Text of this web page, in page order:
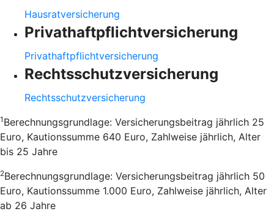
Hausratversicherung
Privathaftpflichtversicherung
Privathaftpflichtversicherung
Rechtsschutzversicherung
Rechtsschutzversicherung
1 Berechnungsgrundlage: Versicherungsbeitrag jährlich 25
Euro, Kautionssumme 640 Euro, Zahlweise jährlich, Alter
bis 25 Jahre
2Berechnungsgrundlage: Versicherungsbeitrag jährlich 50
Euro, Kautionssumme 1.000 Euro, Zahlweise jährlich, Alter
ab 26 Jahre